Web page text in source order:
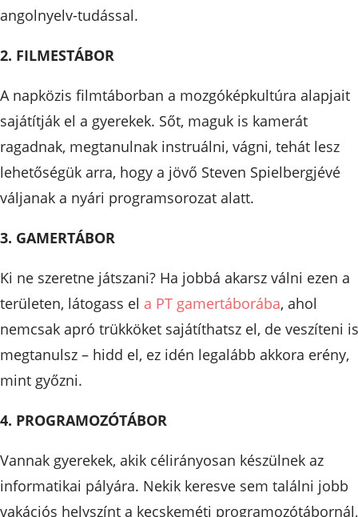
angolnyelv-tudással.
2. FILMESTÁBOR
A napközis filmtáborban a mozgóképkultúra alapjait
sajátítják el a gyerekek. Sőt, maguk is kamerát
ragadnak, megtanulnak instruálni, vágni, tehát lesz
lehetőségük arra, hogy a jövő Steven Spielbergjévé
váljanak a nyári programsorozat alatt.
3. GAMERTÁBOR
Ki ne szeretne játszani? Ha jobbá akarsz válni ezen a
területen, látogass el a PT gamertáborába, ahol
nemcsak apró trükköket sajátíthatsz el, de veszíteni is
megtanulsz – hidd el, ez idén legalább akkora erény,
mint győzni.
4. PROGRAMOZÓTÁBOR
Vannak gyerekek, akik célirányosan készülnek az
informatikai pályára. Nekik keresve sem találni jobb
vakációs helyszínt a kecskeméti programozótábornál,